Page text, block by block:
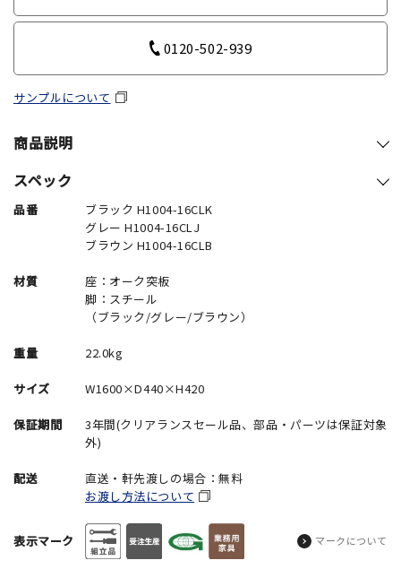
0120-502-939
サンプルについて
商品説明
スペック
品番
ブラック H1004-16CLK
グレー H1004-16CLJ
ブラウン H1004-16CLB
材質
座：オーク突板
脚：スチール
（ブラック/グレー/ブラウン）
重量 22.0kg
サイズ W1600×D440×H420
保証期間
3年間(クリアランスセール品、部品・パーツは保証対象
外)
配送
直送・軒先渡しの場合：無料
お渡し方法について
表示マーク マークについて